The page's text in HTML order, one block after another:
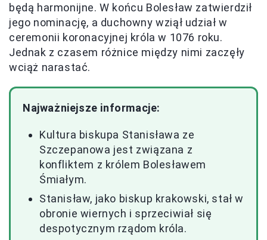
będą harmonijne. W końcu Bolesław zatwierdził
jego nominację, a duchowny wziął udział w
ceremonii koronacyjnej króla w 1076 roku.
Jednak z czasem różnice między nimi zaczęły
wciąż narastać.
Najważniejsze informacje:
Kultura biskupa Stanisława ze
Szczepanowa jest związana z
konfliktem z królem Bolesławem
Śmiałym.
Stanisław, jako biskup krakowski, stał w
obronie wiernych i sprzeciwiał się
despotycznym rządom króla.